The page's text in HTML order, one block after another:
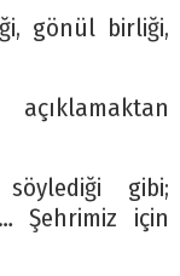
gönül birliği,
gibi;
Şehrimiz için